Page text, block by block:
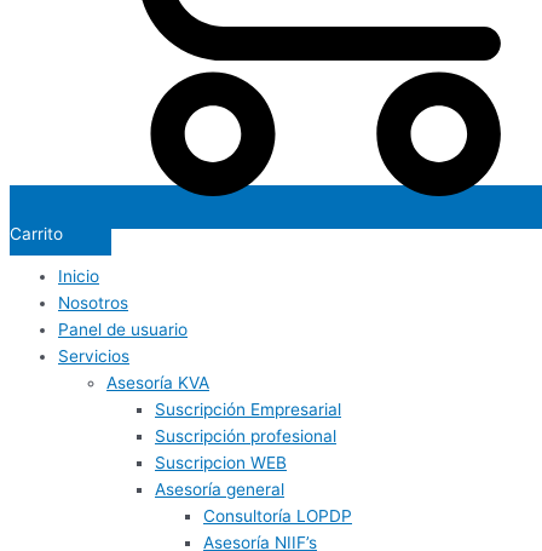
Carrito
Inicio
Nosotros
Panel de usuario
Servicios
Asesoría KVA
Suscripción Empresarial
Suscripción profesional
Suscripcion WEB
Asesoría general
Consultoría LOPDP
Asesoría NIIF’s